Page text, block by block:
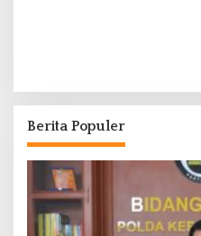
Berita Populer